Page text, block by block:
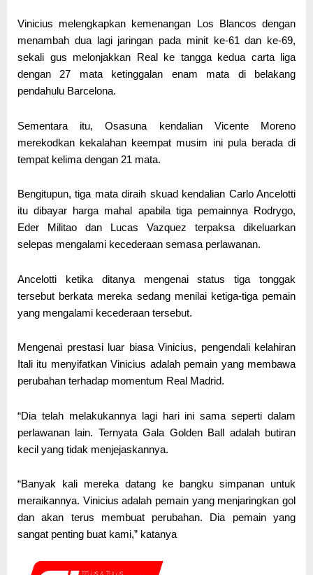
Vinicius melengkapkan kemenangan Los Blancos dengan
menambah dua lagi jaringan pada minit ke-61 dan ke-69,
sekali gus melonjakkan Real ke tangga kedua carta liga
dengan 27 mata ketinggalan enam mata di belakang
pendahulu Barcelona.
Sementara itu, Osasuna kendalian Vicente Moreno
merekodkan kekalahan keempat musim ini pula berada di
tempat kelima dengan 21 mata.
Bengitupun, tiga mata diraih skuad kendalian Carlo Ancelotti
itu dibayar harga mahal apabila tiga pemainnya Rodrygo,
Eder Militao dan Lucas Vazquez terpaksa dikeluarkan
selepas mengalami kecederaan semasa perlawanan.
Ancelotti ketika ditanya mengenai status tiga tonggak
tersebut berkata mereka sedang menilai ketiga-tiga pemain
yang mengalami kecederaan tersebut.
Mengenai prestasi luar biasa Vinicius, pengendali kelahiran
Itali itu menyifatkan Vinicius adalah pemain yang membawa
perubahan terhadap momentum Real Madrid.
“Dia telah melakukannya lagi hari ini sama seperti dalam
perlawanan lain. Ternyata Gala Golden Ball adalah butiran
kecil yang tidak menjejaskannya.
“Banyak kali mereka datang ke bangku simpanan untuk
meraikannya. Vinicius adalah pemain yang menjaringkan gol
dan akan terus membuat perubahan. Dia pemain yang
sangat penting buat kami,” katanya